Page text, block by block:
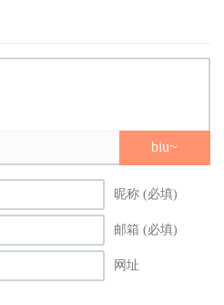
奈美)的个人因素是什么，不过
み(岬奈奈美)的意思ー是，这是
都有可能发生所以就不多做预
biu~
昵称 (必填)
邮箱 (必填)
网址